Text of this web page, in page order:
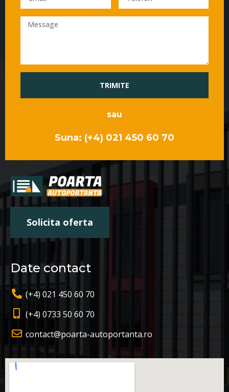
Solicita oferta
Date contact
(+4) 021 450 60 70
(+4) 0733 50 60 70
contact@poarta-autoportanta.ro
TRIMITE
sau
Suna: (+4) 021 450 60 70